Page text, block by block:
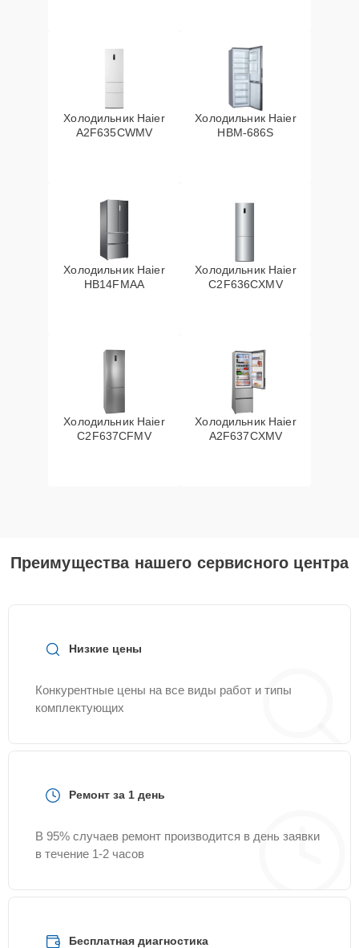
Холодильник Haier
A2F635CWMV
Холодильник Haier
HBM-686S
Холодильник Haier
HB14FMAA
Холодильник Haier
C2F636CXMV
Холодильник Haier
C2F637CFMV
Холодильник Haier
A2F637CXMV
Преимущества нашего сервисного центра
Низкие цены
Конкурентные цены на все виды работ и типы
комплектующих
Ремонт за 1 день
В 95% случаев ремонт производится в день заявки
в течение 1-2 часов
Бесплатная диагностика